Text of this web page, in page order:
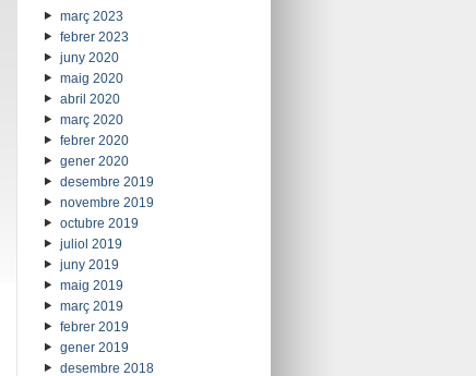
març 2023
febrer 2023
juny 2020
maig 2020
abril 2020
març 2020
febrer 2020
gener 2020
desembre 2019
novembre 2019
octubre 2019
juliol 2019
juny 2019
maig 2019
març 2019
febrer 2019
gener 2019
desembre 2018